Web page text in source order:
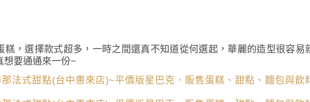
糕，選擇款式超多，一時之間還真不知道從何選起，華麗的造型很容易
要通通來一份~